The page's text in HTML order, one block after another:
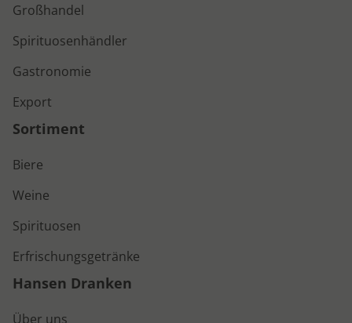
Großhandel
Spirituosenhändler
Gastronomie
Export
Sortiment
Biere
Weine
Spirituosen
Erfrischungsgetränke
Hansen Dranken
Über uns